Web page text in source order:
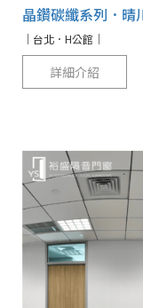
晶鑽碳纖系列．晴
｜台北．H公館｜
詳細介紹